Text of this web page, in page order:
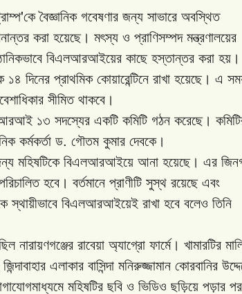
'কে বৈজ্ঞানিক গবেষণার জন্য সাভারে অবস্থিত
করা হয়েছে। মৎস্য ও প্রাণিসম্পদ মন্ত্রণালয়ের
বিএলআরআইয়ের কাছে হস্তান্তর করা হয়।
১৪ দিনের প্রাথমিক কোয়ারেন্টিনে রাখা হয়েছে। এ
সীমিত থাকবে।
১৩ সদস্যের একটি কমিটি গঠন করেছে।
কর্মকর্তা ড. গৌতম কুমার দেবকে।
মহিষটিকে বিএলআরআইয়ে আনা হয়েছে। এর
হবে। বর্তমানে প্রাণীটি সুস্থ রয়েছে এবং
স্থায়ীভাবে বিএলআরআইয়েই রাখা হবে বলেও তিনি
নারায়ণগঞ্জের রাবেয়া অ্যাগ্রো ফার্মে। খামারটির
জিন্দাবাহার এলাকার বাসিন্দা মনিরুজ্জামান কোরবানির
মহিষটির ছবি ও ভিডিও ছড়িয়ে পড়ার পর